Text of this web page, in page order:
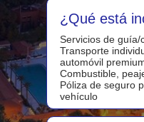
Servicios de
Transporte
automóvil
Combustible,
Póliza de seguro
vehículo
¿Qué está